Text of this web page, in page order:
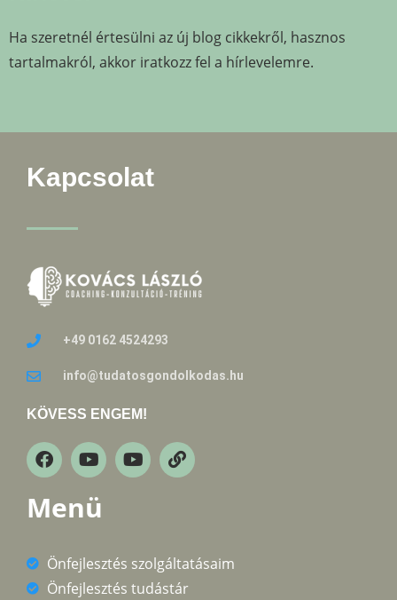
Ha szeretnél értesülni az új blog cikkekről, hasznos
tartalmakról, akkor iratkozz fel a hírlevelemre.
Kapcsolat
+49 0162 4524293
info@tudatosgondolkodas.hu
KÖVESS ENGEM!
Menü
Önfejlesztés szolgáltatásaim
Önfejlesztés tudástár